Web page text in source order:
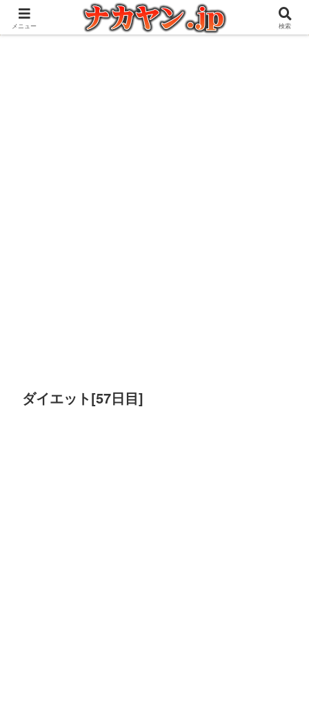
アウトドアとガジェット好きな管理人の愉快な日々を綴るブログ
ダイエット[57日目]
メニュー 検索